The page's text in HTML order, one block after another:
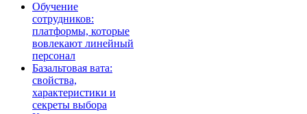
Обучение
сотрудников:
платформы, которые
вовлекают линейный
персонал
Базальтовая вата:
свойства,
характеристики и
секреты выбора